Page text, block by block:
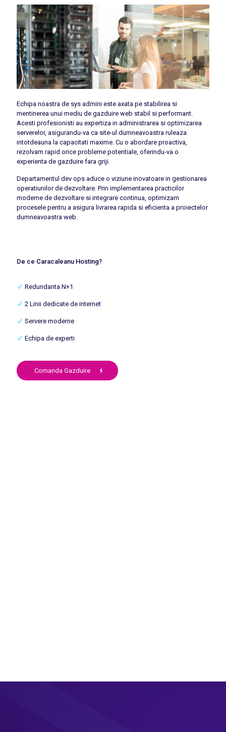
Echipa noastra de sys admini este axata pe stabilirea si
mentinerea unui mediu de gazduire web stabil si performant.
Acesti profesionisti au expertiza in administrarea si optimizarea
serverelor, asigurandu-va ca site-ul dumneavoastra ruleaza
intotdeauna la capacitati maxime. Cu o abordare proactiva,
rezolvam rapid orice probleme potentiale, oferindu-va o
experienta de gazduire fara griji.
Departamentul dev ops aduce o viziune inovatoare in gestionarea
operatiunilor de dezvoltare. Prin implementarea practicilor
moderne de dezvoltare si integrare continua, optimizam
procesele pentru a asigura livrarea rapida si eficienta a proiectelor
dumneavoastra web.
De ce Caracaleanu Hosting?
Redundanta N+1
2 Linii dedicate de internet
Servere moderne
Echipa de experti
Comanda Gazduire